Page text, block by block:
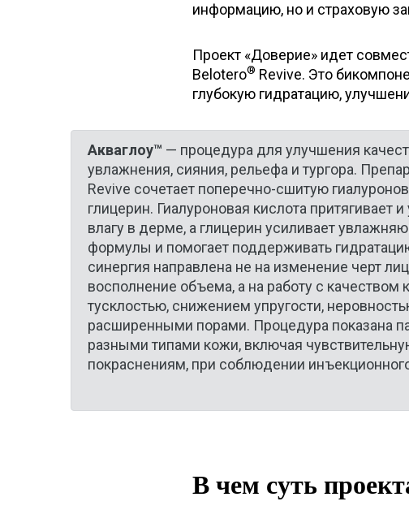
информацию, но и страховую
Проект «Доверие» идет
Belotero® Revive. Это
глубокую гидратацию,
Акваглоу™ — процедура для улучшения
увлажнения, сияния, рельефа и тургора.
Revive сочетает поперечно-сшитую
глицерин. Гиалуроновая кислота притягивает
влагу в дерме, а глицерин усиливает
формулы и помогает поддерживать
синергия направлена не на изменение черт
восполнение объема, а на работу с качеством
тусклостью, снижением упругости,
расширенными порами. Процедура показана
разными типами кожи, включая
покраснениям, при соблюдении
В чем суть